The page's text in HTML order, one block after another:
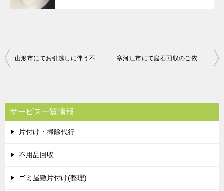
投
ビ
ゲ
ー
シ
山形市にてお引越しに伴う不用品回収（お仏壇）のご依頼 匿名希望様の声 寒河江市にて庭石回収のご依頼 匿名希望様の声
サービス一覧情報
片付け・掃除代行
不用品回収
ゴミ屋敷片付け(整理)